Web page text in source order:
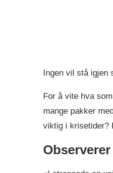
Ingen vil stå igjen
For å vite hva
mange pakker
viktig i krisetider?